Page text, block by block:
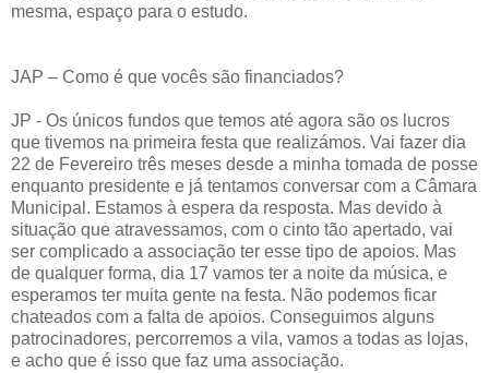
mesma, espaço para o estudo.
JAP – Como é que vocês são financiados?
JP - Os únicos fundos que temos até agora são os lucros
que tivemos na primeira festa que realizámos. Vai fazer dia
22 de Fevereiro três meses desde a minha tomada de posse
enquanto presidente e já tentamos conversar com a Câmara
Municipal. Estamos à espera da resposta. Mas devido à
situação que atravessamos, com o cinto tão apertado, vai
ser complicado a associação ter esse tipo de apoios. Mas
de qualquer forma, dia 17 vamos ter a noite da música, e
esperamos ter muita gente na festa. Não podemos ficar
chateados com a falta de apoios. Conseguimos alguns
patrocinadores, percorremos a vila, vamos a todas as lojas,
e acho que é isso que faz uma associação.